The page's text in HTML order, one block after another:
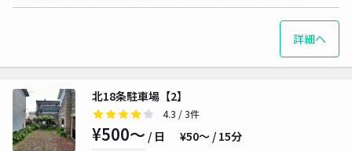
詳細へ
北18条駐車場【2】
4.3 / 3件
¥500〜 / 日 ¥50〜 / 15分